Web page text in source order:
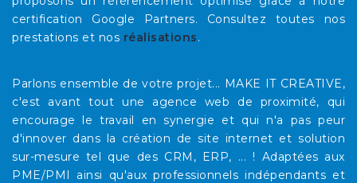
certification Google Partners. Consultez toutes nos
prestations et nos réalisations.
Parlons ensemble de votre projet... MAKE IT CREATIVE,
c'est avant tout une agence web de proximité, qui
encourage le travail en synergie et qui n'a pas peur
d'innover dans la création de site internet et solution
sur-mesure tel que des CRM, ERP, ... ! Adaptées aux
PME/PMI ainsi qu'aux professionnels indépendants et